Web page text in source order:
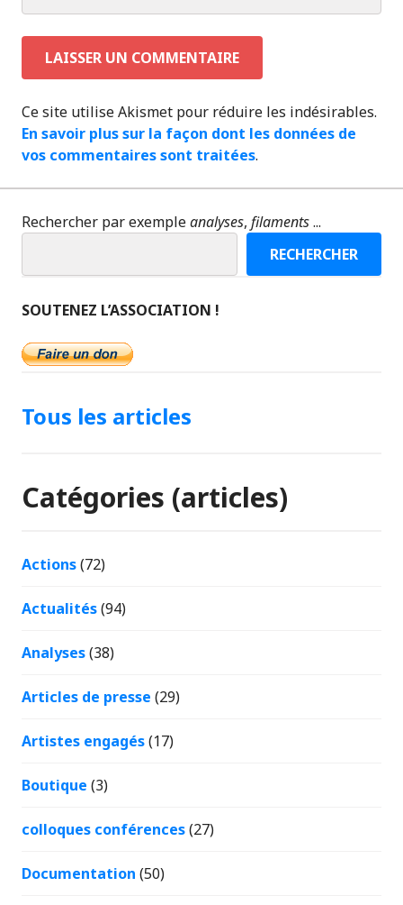
Ce site utilise Akismet pour réduire les indésirables.
En savoir plus sur la façon dont les données de
vos commentaires sont traitées.
Rechercher par exempleanalyses, filaments...
RECHERCHER
SOUTENEZ L’ASSOCIATION !
Tous les articles
Catégories (articles)
Actions(72)
Actualités(94)
Analyses(38)
Articles de presse (29)
Artistes engagés(17)
Boutique (3)
colloques conférences(27)
Documentation (50)